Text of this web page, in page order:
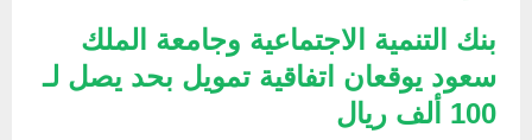
بنك التنمية الاجتماعية وجامعة الملك
سعود يوقعان اتفاقية تمويل بحد يصل لـ
100 ألف ريال